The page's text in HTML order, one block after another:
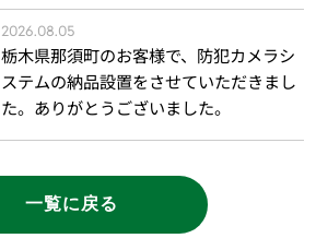
2026.08.05
栃木県那須町のお客様で、防犯カメラシ
ステムの納品設置をさせていただきまし
た。ありがとうございました。
一覧に戻る